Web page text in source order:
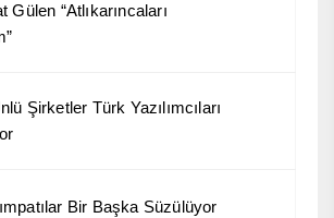
Gülen “Atlıkarıncaları
Şirketler Türk Yazılımcıları
Bir Başka Süzülüyor